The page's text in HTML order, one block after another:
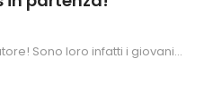
Sono loro infatti i giovani…